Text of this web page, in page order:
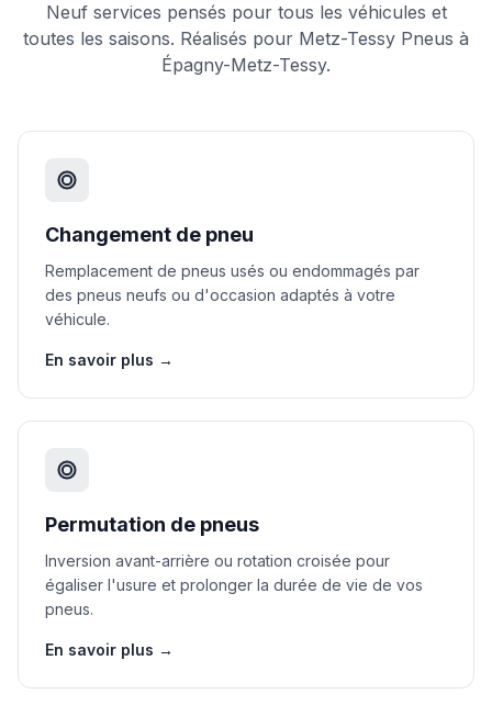
Neuf services pensés pour tous les véhicules et
toutes les saisons. Réalisés pour Metz-Tessy Pneus à
Épagny-Metz-Tessy.
Changement de pneu
Remplacement de pneus usés ou endommagés par
des pneus neufs ou d'occasion adaptés à votre
véhicule.
En savoir plus →
Permutation de pneus
Inversion avant-arrière ou rotation croisée pour
égaliser l'usure et prolonger la durée de vie de vos
pneus.
En savoir plus →